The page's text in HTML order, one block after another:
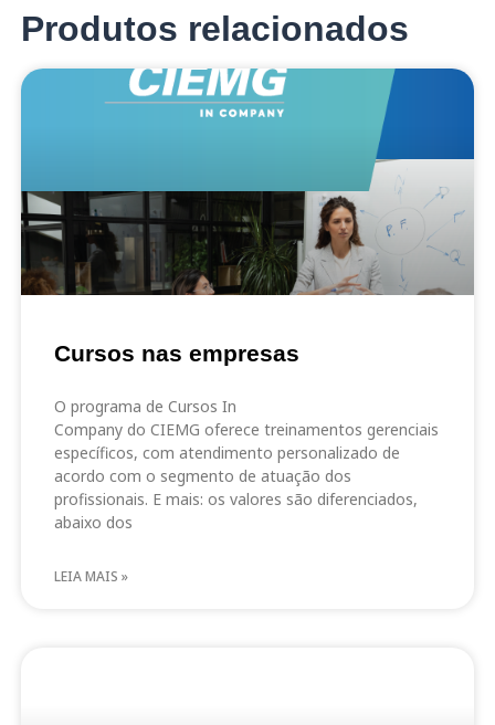
Produtos relacionados
Cursos nas empresas
O programa de Cursos In
Company do CIEMG oferece treinamentos gerenciais
específicos, com atendimento personalizado de
acordo com o segmento de atuação dos
profissionais. E mais: os valores são diferenciados,
abaixo dos
LEIA MAIS »